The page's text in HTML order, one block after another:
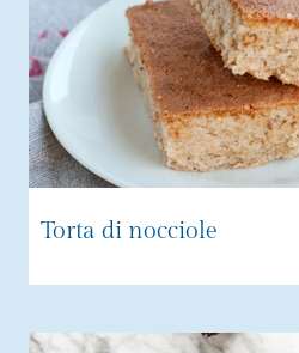
Torta di nocciole